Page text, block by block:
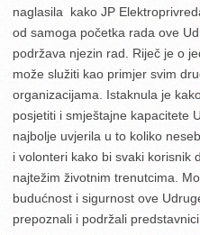
naglasila kako JP
od samoga početka rada ove
podržava njezin rad. Riječ je o
može služiti kao primjer svim
organizacijama. Istaknula je
posjetiti i smještajne kapacitete
najbolje uvjerila u to koliko
i volonteri kako bi svaki korisnik
najtežim životnim trenutcima.
budućnost i sigurnost ove
prepoznali i podržali